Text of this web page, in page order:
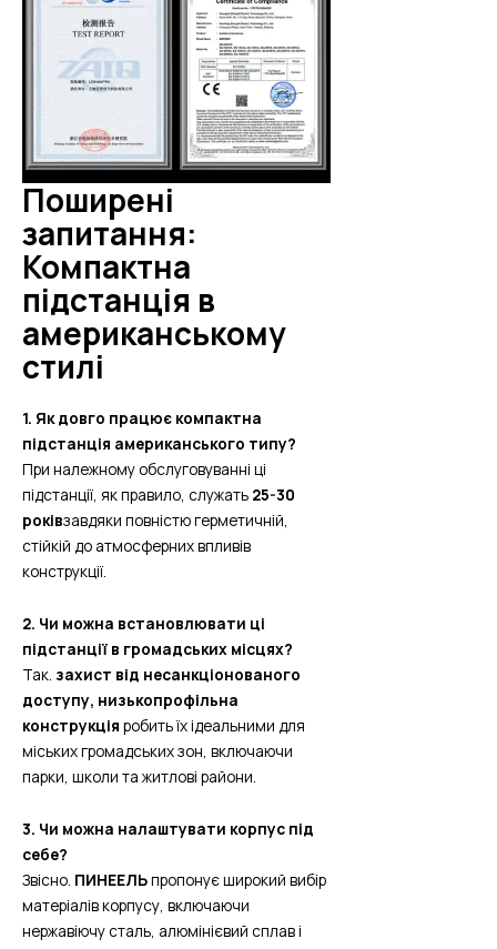
Поширені
запитання:
Компактна
підстанція в
американському
стилі
1. Як довго працює компактна
підстанція американського типу?
При належному обслуговуванні ці
підстанції, як правило, служать 25-30
роківзавдяки повністю герметичній,
стійкій до атмосферних впливів
конструкції.
2. Чи можна встановлювати ці
підстанції в громадських місцях?
Так. захист від несанкціонованого
доступу, низькопрофільна
конструкція робить їх ідеальними для
міських громадських зон, включаючи
парки, школи та житлові райони.
3. Чи можна налаштувати корпус під
себе?
Звісно. ПИНЕЕЛЬпропонує широкий вибір
матеріалів корпусу, включаючи
нержавіючу сталь, алюмінієвий сплав і